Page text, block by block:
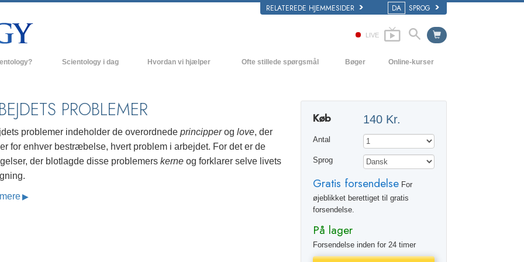
RELATEREDE HJEMMESIDER DA SPROG
LIVE
og kodekser
siger om Scientology
principper
Dianetics
–
Scientology i dag
Nye Scientology kirker
Avancerede Organisationer
Flag Landbasen
Hvordan vi hjælper Ofte stillede spørgsmål
Scientology organisationerne
Bøger Online-kurser
Løsninger til hjælp mod de farlige
omgivelser
Assister ved sygdom og skader
Integritet og ærlighed
Ægteskab
Følelsernes toneskala
PROBLEMER
problemer indeholder de overordnede principperog love, der
for enhver bestræbelse, hvert problem i arbejdet. For det er de
der blotlagde disse problemers kerne og forklarer selve livets
Køb 140 Kr.
Antal
Sprog
Gratis forsendelseFor
øjeblikket berettiget til gratis
forsendelse.
På lager
Forsendelse inden for 24 timer